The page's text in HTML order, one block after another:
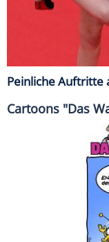
Peinliche Auftritte
Cartoons "Das